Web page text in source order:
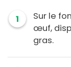
1
Sur le
œuf,
gras.